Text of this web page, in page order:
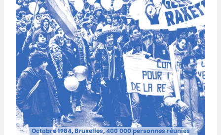
Octobre 1984, Bruxelles, 400 000 personnes réunies